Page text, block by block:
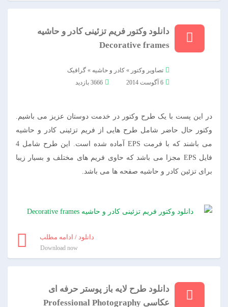
دانلود وکتور فریم تزئینی کادر و حاشیه
Decorative frames
تصاویر وکتور »کادر و حاشیه »گرافیک
6 آگوست 2014
3666 بازدید
در این پست با یک طرح وکتور در خدمت دوستان عزیز می باشیم.
وکتور حال حاضر شامل طرح هایی از فریم تزئینی کادر و حاشیه
می باشند که با فرمت EPS آماده شده است. این طرح شامل 4
فایل EPS مجزا می باشد که حاوی فریم های مختلف و بسیار زیبا
برای تزئین کادر و حاشیه صفحه ها می باشد.
دانلود / ادامه مطلب
Download now
دانلود طرح لایه باز پوستر حرفه ای
عکاسی Professional Photography